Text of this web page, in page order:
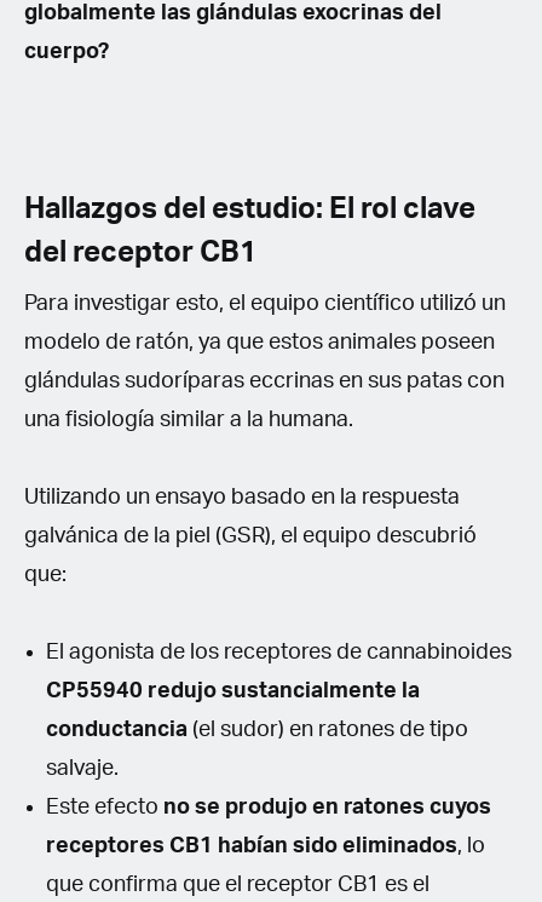
globalmente las glándulas exocrinas del
cuerpo?
Hallazgos del estudio: El rol clave
del receptor CB1
Para investigar esto, el equipo científico utilizó un
modelo de ratón, ya que estos animales poseen
glándulas sudoríparas eccrinas en sus patas con
una fisiología similar a la humana.
Utilizando un ensayo basado en la respuesta
galvánica de la piel (GSR), el equipo descubrió
que:
El agonista de los receptores de cannabinoides
CP55940 redujo sustancialmente la
conductancia (el sudor) en ratones de tipo
salvaje.
Este efecto no se produjo en ratones cuyos
receptores CB1 habían sido eliminados, lo
que confirma que el receptor CB1 es el